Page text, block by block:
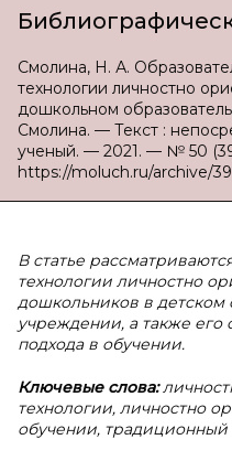
Смолина, Н. А.
технологии личностно
дошкольном
Смолина. — Текст :
ученый. — 2021. — № 50
https://moluch.ru/archive/
В статье
технологии личностно
дошкольников в детском
учреждении, а также его
подхода в обучении.
Ключевые слова:
технологии, личностно
обучении, традиционный